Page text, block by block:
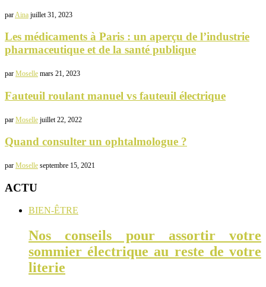
par Aina juillet 31, 2023
Les médicaments à Paris : un aperçu de l’industrie
pharmaceutique et de la santé publique
par Moselle mars 21, 2023
Fauteuil roulant manuel vs fauteuil électrique
par Moselle juillet 22, 2022
Quand consulter un ophtalmologue ?
par Moselle septembre 15, 2021
ACTU
BIEN-ÊTRE
Nos conseils pour assortir votre
sommier électrique au reste de votre
literie